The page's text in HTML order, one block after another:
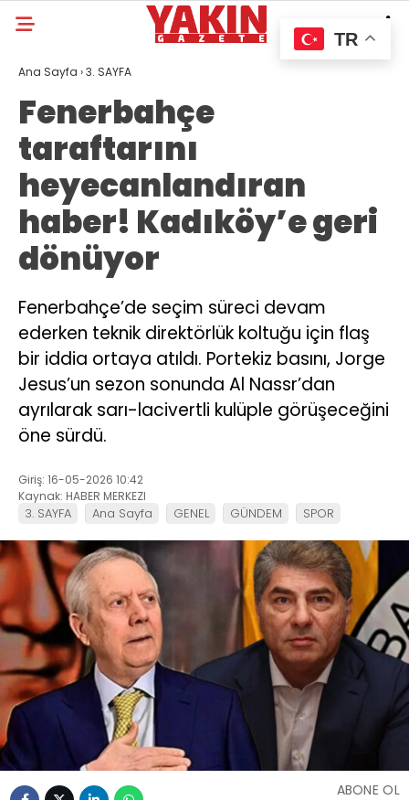
Ana Sayfa ›3. SAYFA
Fenerbahçe
taraftarını
heyecanlandıran
haber! Kadıköy’e geri
dönüyor
Fenerbahçe’de seçim süreci devam
ederken teknik direktörlük koltuğu için flaş
bir iddia ortaya atıldı. Portekiz basını, Jorge
Jesus’un sezon sonunda Al Nassr’dan
ayrılarak sarı-lacivertli kulüple görüşeceğini
öne sürdü.
Giriş: 16-05-2026 10:42
Kaynak: HABER MERKEZI
3. SAYFA Ana Sayfa GENEL GÜNDEM SPOR
ABONE OL
TR